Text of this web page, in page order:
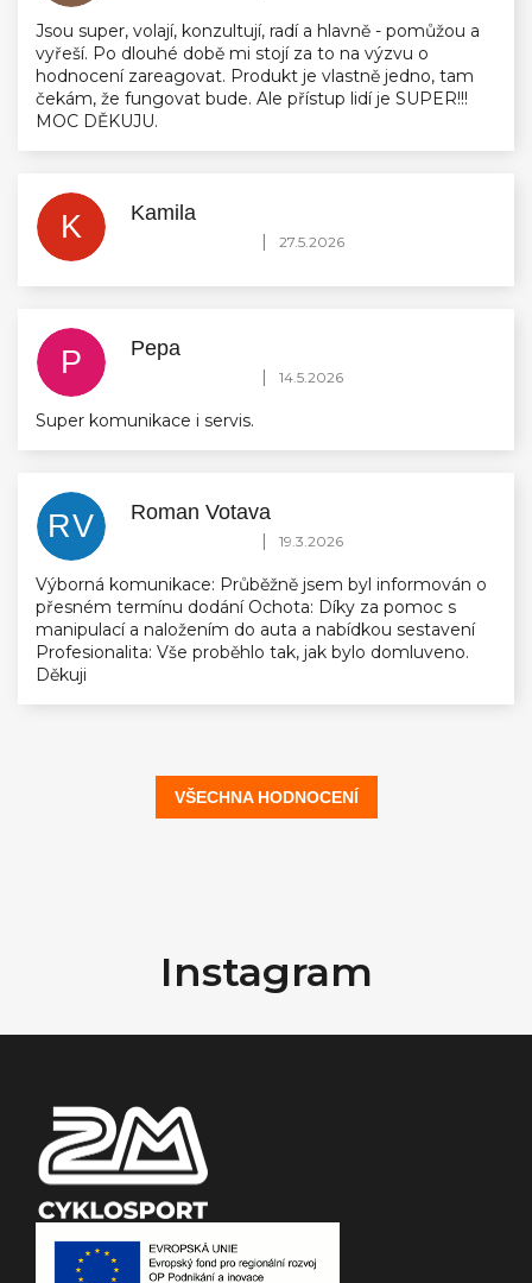
Jsou super, volají, konzultují, radí a hlavně - pomůžou a
vyřeší. Po dlouhé době mi stojí za to na výzvu o
hodnocení zareagovat. Produkt je vlastně jedno, tam
čekám, že fungovat bude. Ale přístup lidí je SUPER!!!
MOC DĚKUJU.
K Kamila
Hodnocení obchodu je 5 z 5 hvězdiček.
| 27.5.2026
P Pepa
Hodnocení obchodu je 5 z 5 hvězdiček.
| 14.5.2026
Super komunikace i servis.
RV Roman Votava
Hodnocení obchodu je 5 z 5 hvězdiček.
| 19.3.2026
Výborná komunikace: Průběžně jsem byl informován o
přesném termínu dodání Ochota: Díky za pomoc s
manipulací a naložením do auta a nabídkou sestavení
Profesionalita: Vše proběhlo tak, jak bylo domluveno.
Děkuji
VŠECHNA HODNOCENÍ
t
Instagram